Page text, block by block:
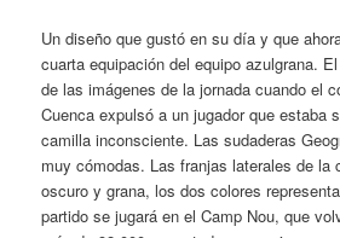
Un diseño que gustó en su día y que
cuarta equipación del equipo azulgrana.
de las imágenes de la jornada cuando el
Cuenca expulsó a un jugador que estaba
camilla inconsciente. Las sudaderas
muy cómodas. Las franjas laterales de la
oscuro y grana, los dos colores
partido se jugará en el Camp Nou, que